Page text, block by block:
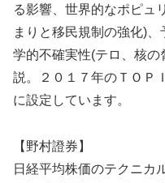
る影響、世界的なポピュ
まりと移民規制の強化)
学的不確実性(テロ、核
説。２０１７年のＴＯＰ
に設定しています。
【野村證券】
日経平均株価のテクニカ